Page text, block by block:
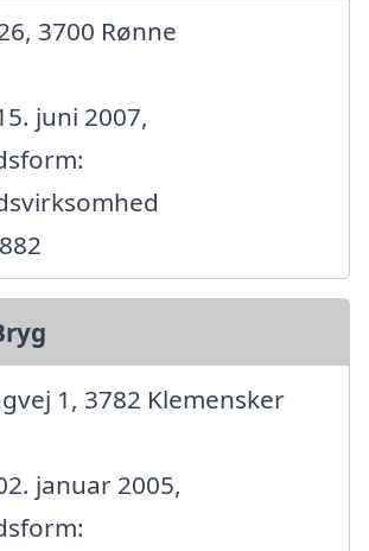
3700 Rønne
juni 2007,
1, 3782 Klemensker
januar 2005,